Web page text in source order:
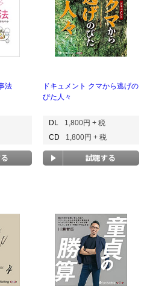
法
ドキュメント クマから逃げの
びた人々
DL
1,800円 + 税
CD
1,800円 + 税